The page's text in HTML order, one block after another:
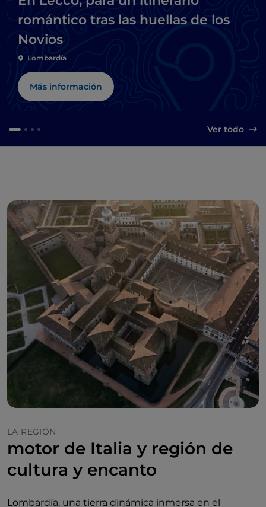
romántico tras las huellas de los
Novios
Lombardía
Más información
Ver todo
LA REGIÓN
motor de Italia y región de
cultura y encanto
Lombardía, una tierra dinámica inmersa en el